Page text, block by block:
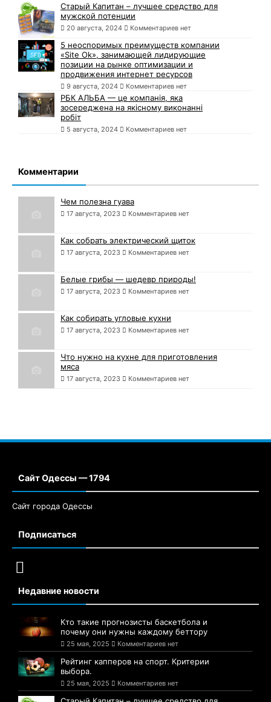
Старый Капитан – лучшее средство для
мужской потенции
20 августа, 2024 Комментариев нет
5 неоспоримых преимуществ компании
«Site Ok», занимающей лидирующие
позиции на рынке оптимизации и
продвижения интернет ресурсов
9 августа, 2024 Комментариев нет
РБК АЛЬБА — це компанія, яка
зосереджена на якісному виконанні
робіт
5 августа, 2024 Комментариев нет
Комментарии
Чем полезна гуава
17 августа, 2023 Комментариев нет
Как собрать электрический щиток
17 августа, 2023 Комментариев нет
Белые грибы — шедевр природы!
17 августа, 2023 Комментариев нет
Как собирать угловые кухни
17 августа, 2023 Комментариев нет
Что нужно на кухне для приготовления
мяса
17 августа, 2023 Комментариев нет
Сайт Одессы — 1794
Сайт города Одессы
Подписаться
Недавние новости
Кто такие прогнозисты баскетбола и
почему они нужны каждому беттору
25 мая, 2025 Комментариев нет
Рейтинг капперов на спорт. Критерии
выбора.
25 мая, 2025 Комментариев нет